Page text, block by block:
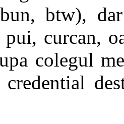
btw),
curcan,
colegul